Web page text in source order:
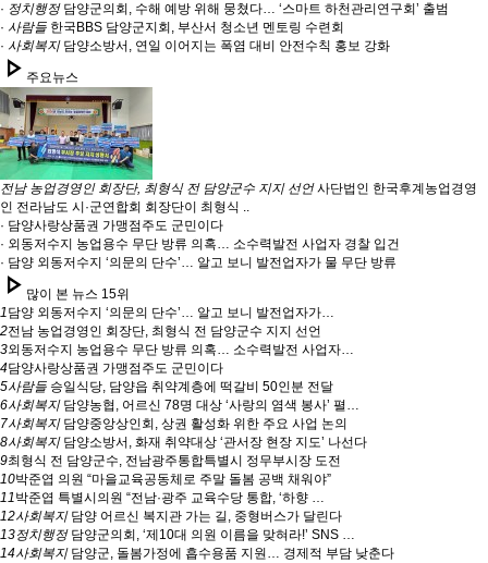
· 정치행정담양군의회, 수해 예방 위해 뭉쳤다… ‘스마트 하천관리연구회’ 출범
· 사람들 한국BBS 담양군지회, 부산서 청소년 멘토링 수련회
· 사회복지담양소방서, 연일 이어지는 폭염 대비 안전수칙 홍보 강화
play_arrow 주요뉴스
전남 농업경영인 회장단, 최형식 전 담양군수 지지 선언 사단법인 한국후계농업경영
인 전라남도 시·군연합회 회장단이 최형식 ..
· 담양사랑상품권 가맹점주도 군민이다
· 외동저수지 농업용수 무단 방류 의혹… 소수력발전 사업자 경찰 입건
· 담양 외동저수지 ‘의문의 단수’… 알고 보니 발전업자가 물 무단 방류
play_arrow 많이 본 뉴스 15위
1담양 외동저수지 ‘의문의 단수’… 알고 보니 발전업자가…
2전남 농업경영인 회장단, 최형식 전 담양군수 지지 선언
3외동저수지 농업용수 무단 방류 의혹… 소수력발전 사업자…
4담양사랑상품권 가맹점주도 군민이다
5사람들 승일식당, 담양읍 취약계층에 떡갈비 50인분 전달
6사회복지담양농협, 어르신 78명 대상 ‘사랑의 염색 봉사’ 펼…
7사회복지담양중앙상인회, 상권 활성화 위한 주요 사업 논의
8사회복지담양소방서, 화재 취약대상 ‘관서장 현장 지도’ 나선다
9최형식 전 담양군수, 전남광주통합특별시 정무부시장 도전
10박준엽 의원 “마을교육공동체로 주말 돌봄 공백 채워야”
11박준엽 특별시의원 “전남·광주 교육수당 통합, ‘하향 …
12사회복지담양 어르신 복지관 가는 길, 중형버스가 달린다
13정치행정담양군의회, ‘제10대 의원 이름을 맞혀라!’ SNS …
14사회복지담양군, 돌봄가정에 흡수용품 지원… 경제적 부담 낮춘다